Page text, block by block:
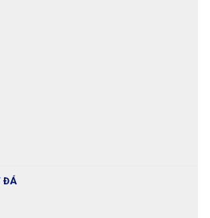
ĐÁ